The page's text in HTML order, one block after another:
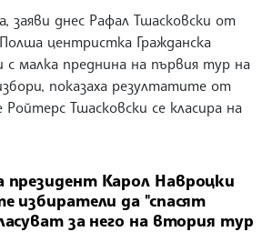
заяви днес Рафал Тшасковски от
центристка Гражданска
с малка преднина на първия тур на
показаха резултатите от
Тшасковски се класира на
Карол Навроцки
избиратели да "спасят
за него на втория тур